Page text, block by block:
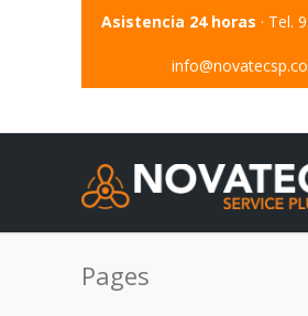
Asistencia 24 horas · Tel.
Pages